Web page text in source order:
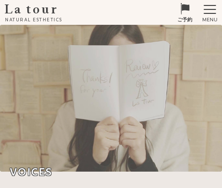
La tour
NATURAL ESTHETICS ご予約 MENU
VOICES